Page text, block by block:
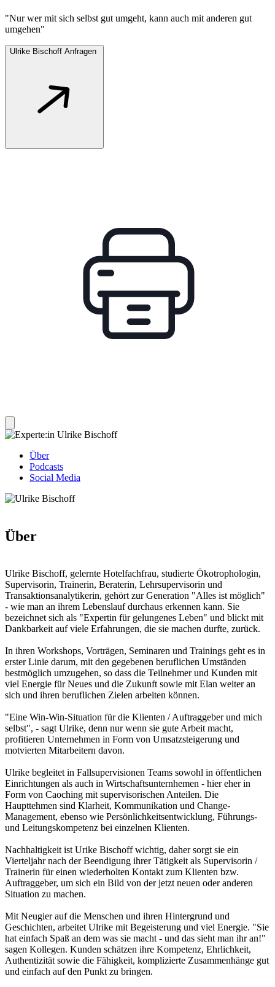
"Nur wer mit sich selbst gut umgeht, kann auch mit anderen gut
umgehen"
Ulrike Bischoff Anfragen
Über
Podcasts
Social Media
Über
Ulrike Bischoff, gelernte Hotelfachfrau, studierte Ökotrophologin,
Supervisorin, Trainerin, Beraterin, Lehrsupervisorin und
Transaktionsanalytikerin, gehört zur Generation "Alles ist möglich"
- wie man an ihrem Lebenslauf durchaus erkennen kann. Sie
bezeichnet sich als "Expertin für gelungenes Leben" und blickt mit
Dankbarkeit auf viele Erfahrungen, die sie machen durfte, zurück.
In ihren Workshops, Vorträgen, Seminaren und Trainings geht es in
erster Linie darum, mit den gegebenen beruflichen Umständen
bestmöglich umzugehen, so dass die Teilnehmer und Kunden mit
viel Energie für Neues und die Zukunft sowie mit Elan weiter an
sich und ihren beruflichen Zielen arbeiten können.
"Eine Win-Win-Situation für die Klienten / Auftraggeber und mich
selbst", - sagt Ulrike, denn nur wenn sie gute Arbeit macht,
profitieren Unternehmen in Form von Umsatzsteigerung und
motvierten Mitarbeitern davon.
Ulrike begleitet in Fallsupervisionen Teams sowohl in öffentlichen
Einrichtungen als auch in Wirtschaftsunternhemen - hier eher in
Form von Caoching mit supervisorischen Anteilen. Die
Haupttehmen sind Klarheit, Kommunikation und Change-
Management, ebenso wie Persönlichkeitsentwicklung, Führungs-
und Leitungskompetenz bei einzelnen Klienten.
Nachhaltigkeit ist Urike Bischoff wichtig, daher sorgt sie ein
Vierteljahr nach der Beendigung ihrer Tätigkeit als Supervisorin /
Trainerin für einen wiederholten Kontakt zum Klienten bzw.
Auftraggeber, um sich ein Bild von der jetzt neuen oder anderen
Situation zu machen.
Mit Neugier auf die Menschen und ihren Hintergrund und
Geschichten, arbeitet Ulrike mit Begeisterung und viel Energie. "Sie
hat einfach Spaß an dem was sie macht - und das sieht man ihr an!"
sagen Kollegen. Kunden schätzen ihre Kompetenz, Ehrlichkeit,
Authentizität sowie die Fähigkeit, komplizierte Zusammenhänge gut
und einfach auf den Punkt zu bringen.